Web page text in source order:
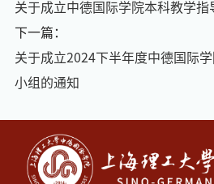
关于成立中德国际学院本科教学指
下一篇：
关于成立2024下半年度中德国际
小组的通知